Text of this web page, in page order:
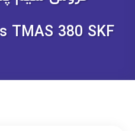
TMAS 380 SKF